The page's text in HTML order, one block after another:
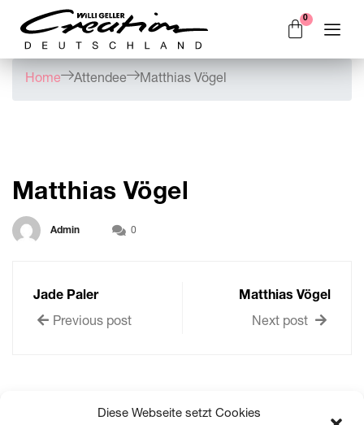
Diese Webseite setzt Cookies
Home Attendee Matthias Vögel
Matthias Vögel
Admin 0
Jade Paler
Previous post
Matthias Vögel
Next post